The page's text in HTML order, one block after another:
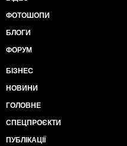
ФОТОШОПИ
БЛОГИ
ФОРУМ
БІЗНЕС
НОВИНИ
ГОЛОВНЕ
СПЕЦПРОЄКТИ
ПУБЛІКАЦІЇ